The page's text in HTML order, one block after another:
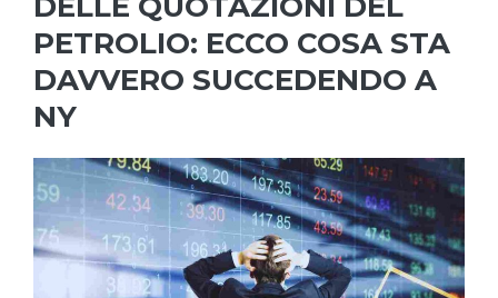
PETROLIO: ECCO COSA STA
DAVVERO SUCCEDENDO A
NY